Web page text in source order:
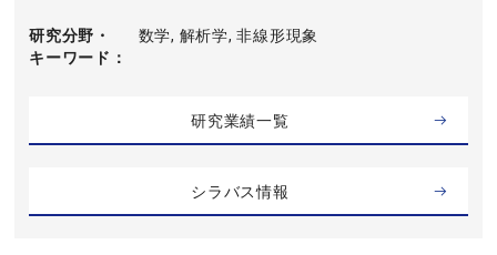
研究分野・
キーワード
数学, 解析学, 非線形現象
研究業績一覧
シラバス情報